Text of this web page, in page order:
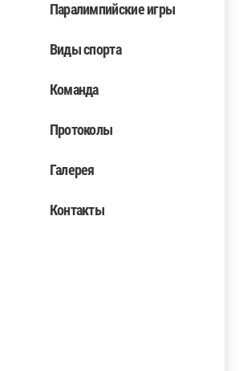
Паралимпийские игры
Виды спорта
Команда
Протоколы
Галерея
Контакты